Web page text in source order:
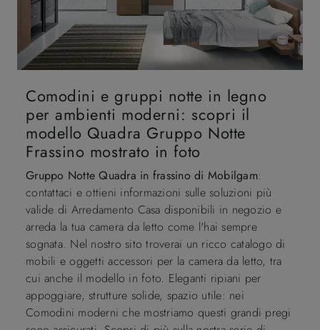
Comodini e gruppi notte in legno
per ambienti moderni: scopri il
modello Quadra Gruppo Notte
Frassino mostrato in foto
Gruppo Notte Quadra in frassino di Mobilgam:
contattaci e ottieni informazioni sulle soluzioni più
valide di Arredamento Casa disponibili in negozio e
arreda la tua camera da letto come l'hai sempre
sognata. Nel nostro sito troverai un ricco catalogo di
mobili e oggetti accessori per la camera da letto, tra
cui anche il modello in foto. Eleganti ripiani per
appoggiare, strutture solide, spazio utile: nei
Comodini moderni che mostriamo questi grandi pregi